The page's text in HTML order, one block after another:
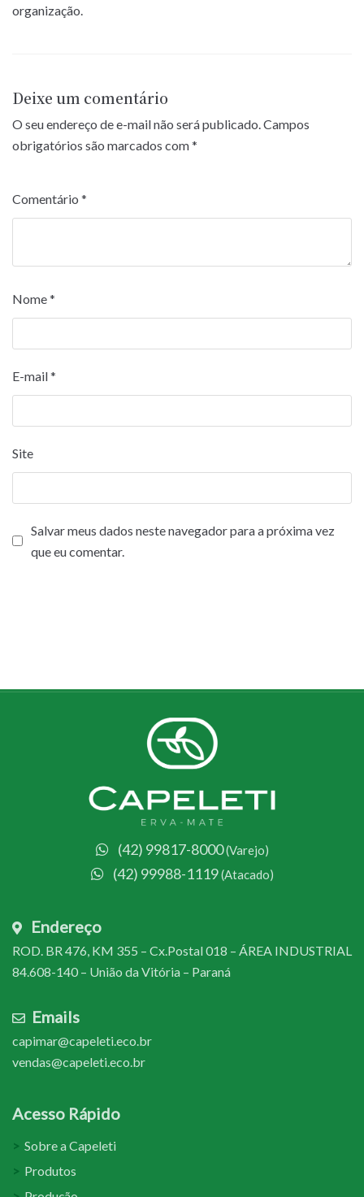
organização.
Deixe um comentário
O seu endereço de e-mail não será publicado.Campos
obrigatórios são marcados com*
Comentário *
Nome*
E-mail*
Site
Salvar meus dados neste navegador para a próxima vez
que eu comentar.
(42) 99817-8000(Varejo)
(42) 99988-1119(Atacado)
Endereço
ROD. BR 476, KM 355 – Cx.Postal 018 – ÁREA INDUSTRIAL
84.608-140 – União da Vitória – Paraná
Emails
capimar@capeleti.eco.br
vendas@capeleti.eco.br
Acesso Rápido
Sobre a Capeleti
Produtos